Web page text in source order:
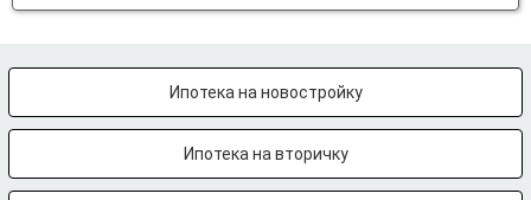
Ипотека на новостройку
Ипотека на вторичку